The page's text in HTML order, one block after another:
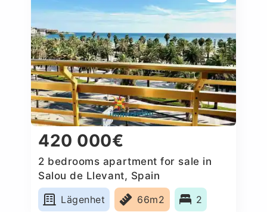
420 000€
2 bedrooms apartment for sale in
Salou de Llevant, Spain
Lägenhet
66m2 2